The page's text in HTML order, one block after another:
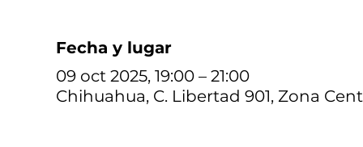
Fecha y lugar
09 oct 2025, 19:00 – 21:00
Chihuahua, C. Libertad 901, Zona